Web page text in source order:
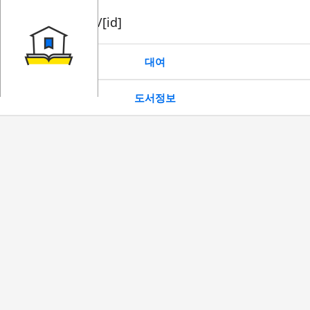
book/rent/[id]
대여
도서정보